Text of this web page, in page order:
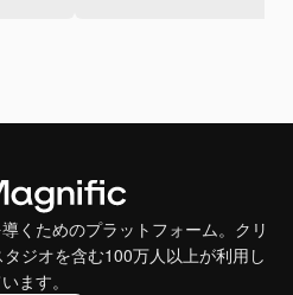
くためのプラットフォーム。クリ
ジオを含む100万人以上が利用し
ます。